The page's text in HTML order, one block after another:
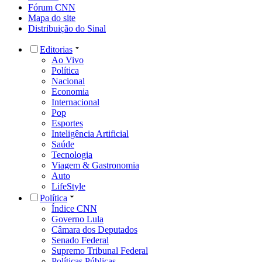
Fórum CNN
Mapa do site
Distribuição do Sinal
Editorias
Ao Vivo
Política
Nacional
Economia
Internacional
Pop
Esportes
Inteligência Artificial
Saúde
Tecnologia
Viagem & Gastronomia
Auto
LifeStyle
Política
Índice CNN
Governo Lula
Câmara dos Deputados
Senado Federal
Supremo Tribunal Federal